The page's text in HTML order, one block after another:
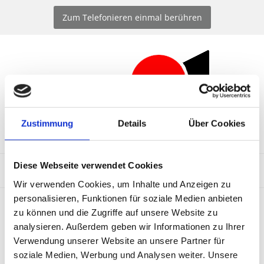
Zustimmung Details Über Cookies
Diese Webseite verwendet Cookies
Wir verwenden Cookies, um Inhalte und Anzeigen zu
personalisieren, Funktionen für soziale Medien anbieten
zu können und die Zugriffe auf unsere Website zu
analysieren. Außerdem geben wir Informationen zu Ihrer
Verwendung unserer Website an unsere Partner für
soziale Medien, Werbung und Analysen weiter. Unsere
Zum Inhalt springen
Zum Telefonieren einmal berühren
Peter Ahrens - Rechtsanwalt -
Datenschutzrichtlinie
Diese Erklärung gibt einen Überblick darüber, welche Daten
zu welchem Zweck durch diese Website erhoben und